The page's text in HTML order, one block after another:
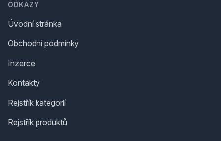
ODKAZY
Úvodní stránka
Obchodní podmínky
Inzerce
Kontakty
Rejstřík kategorií
Rejstřík produktů